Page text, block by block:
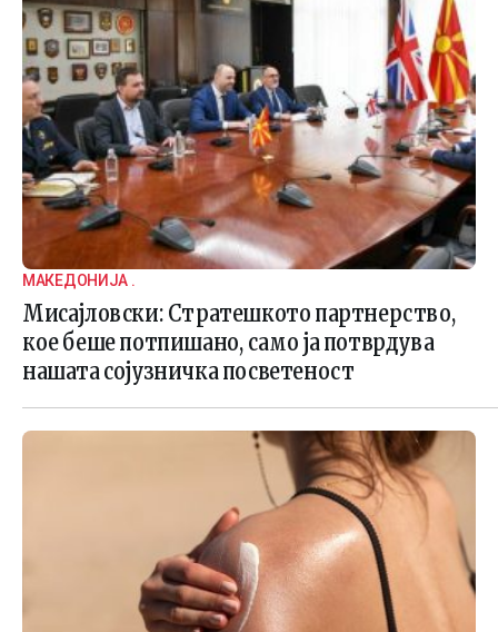
МАКЕДОНИЈА .
Мисајловски: Стратешкото партнерство,
кое беше потпишано, само ја потврдува
нашата сојузничка посветеност